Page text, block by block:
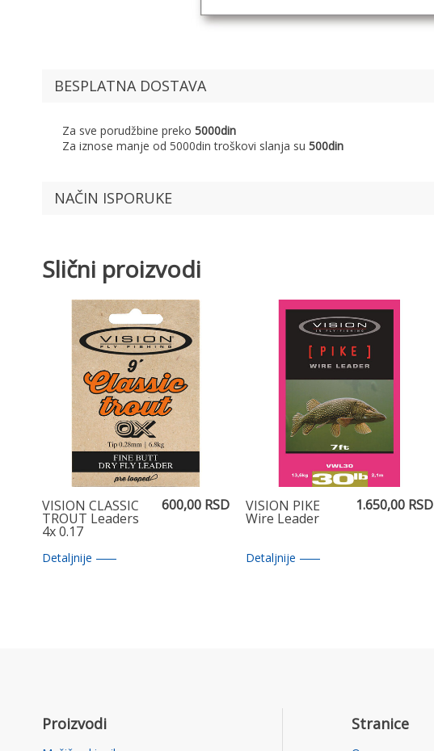
BESPLATNA DOSTAVA
Za sve porudžbine preko 5000din
Za iznose manje od 5000din troškovi slanja su 500din
NAČIN ISPORUKE
Slični proizvodi
VISION CLASSIC
TROUT Leaders
4x 0.17
600,00 RSD
Detaljnije
VISION PIKE
Wire Leader
1.650,00 RSD
Detaljnije
Proizvodi Stranice